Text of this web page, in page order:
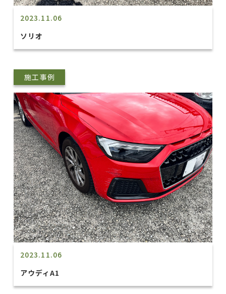
2023.11.06
ソリオ
施工事例
2023.11.06
アウディA1